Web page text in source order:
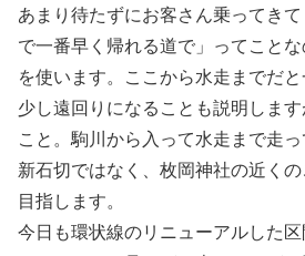
あまり待たずにお客さん乗ってき
で一番早く帰れる道で」ってこと
を使います。ここから水走までだ
少し遠回りになることも説明しま
こと。駒川から入って水走まで走
新石切ではなく、枚岡神社の近く
目指します。
今日も環状線のリニューアルした